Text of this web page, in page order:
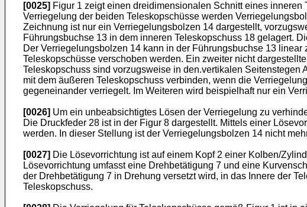
[0025] Figur 1 zeigt einen dreidimensionalen Schnitt eines
Verriegelung der beiden Teleskopschüsse werden
Zeichnung ist nur ein Verriegelungsbolzen 14 dargestellt,
Führungsbuchse 13 in dem inneren Teleskopschuss 18 gelagert.
Der Verriegelungsbolzen 14 kann in der Führungsbuchse 13
Teleskopschüsse verschoben werden. Ein zweiter nicht
Teleskopschuss sind vorzugsweise in den.vertikalen
mit dem äußeren Teleskopschuss verbinden, wenn die
gegeneinander verriegelt. Im Weiteren wird beispielhaft nur ein
[0026] Um ein unbeabsichtigtes Lösen der Verriegelung zu
Die Druckfeder 28 ist in der Figur 8 dargestellt. Mittels einer
werden. In dieser Stellung ist der Verriegelungsbolzen 14 nicht
[0027] Die Lösevorrichtung ist auf einem Kopf 2 einer Kolben/
Lösevorrichtung umfasst eine Drehbetätigung 7 und eine
der Drehbetätigung 7 in Drehung versetzt wird, in das Innere der
Teleskopschuss.